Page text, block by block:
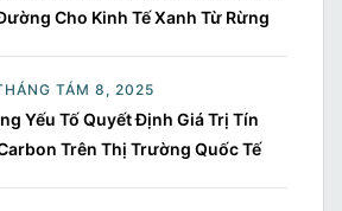
Cho Kinh Tế Xanh Từ Rừng
TÁM 8, 2025
Yếu Tố Quyết Định Giá Trị Tín
Trên Thị Trường Quốc Tế